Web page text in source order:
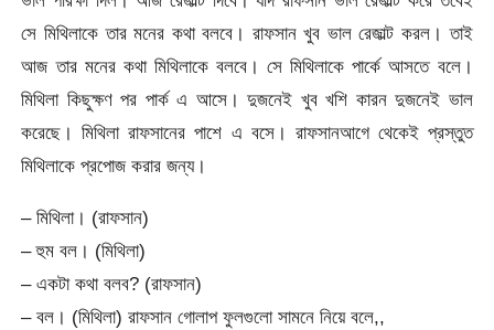
সে মিথিলাকে তার মনের কথা বলবে। রাফসান খুব ভাল রেজাল্ট করল। তাই
আজ তার মনের কথা মিথিলাকে বলবে। সে মিথিলাকে পার্কে আসতে বলে।
মিথিলা কিছুক্ষণ পর পার্ক এ আসে। দুজনেই খুব খশি কারন দুজনেই ভাল
করেছে। মিথিলা রাফসানের পাশে এ বসে। রাফসানআগে থেকেই প্রস্তুত
মিথিলাকে প্রপোজ করার জন্য।
– মিথিলা। (রাফসান)
– হুম বল। (মিথিলা)
– একটা কথা বলব? (রাফসান)
– বল। (মিথিলা) রাফসান গোলাপ ফুলগুলো সামনে নিয়ে বলে,,